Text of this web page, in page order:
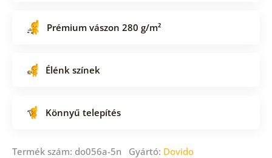
Prémium vászon 280 g/m²
Élénk színek
Könnyű telepítés
Termék szám: do056a-5n Gyártó: Dovido